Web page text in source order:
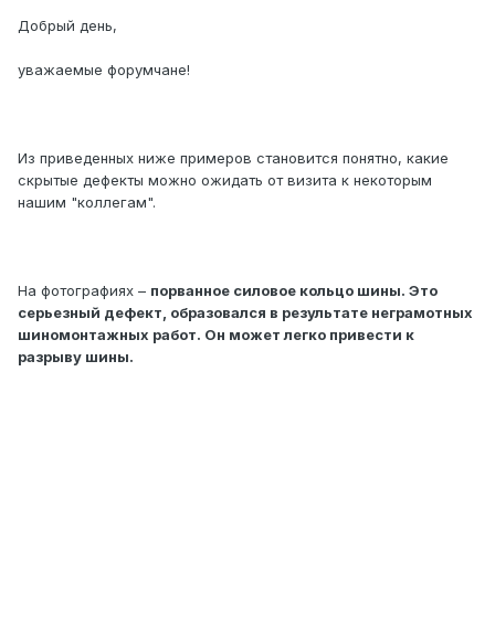
Добрый день,
уважаемые форумчане!
Из приведенных ниже примеров становится понятно, какие
скрытые дефекты можно ожидать от визита к некоторым
нашим "коллегам".
На фотографиях – порванное силовое кольцо шины. Это
серьезный дефект, образовался в результате неграмотных
шиномонтажных работ. Он может легко привести к
разрыву шины.